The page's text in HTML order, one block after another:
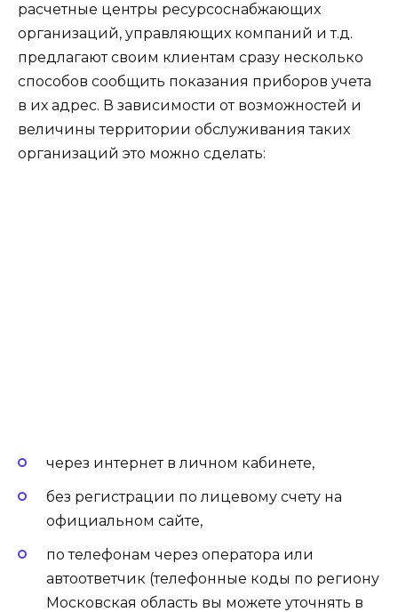
расчетные центры ресурсоснабжающих
организаций, управляющих компаний и т.д.
предлагают своим клиентам сразу несколько
способов сообщить показания приборов учета
в их адрес. В зависимости от возможностей и
величины территории обслуживания таких
организаций это можно сделать:
через интернет в личном кабинете,
без регистрации по лицевому счету на
официальном сайте,
по телефонам через оператора или
автоответчик (телефонные коды по региону
Московская область вы можете уточнять в